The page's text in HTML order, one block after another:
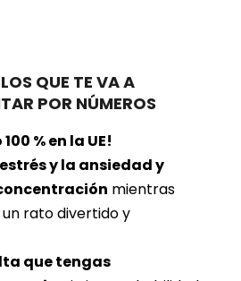
QUE TE VA A
POR NÚMEROS
% en la UE!
y la ansiedad y
mientras
rato divertido y
que tengas